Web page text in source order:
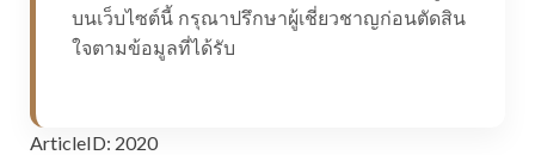
บนเว็บไซต์นี้ กรุณาปรึกษาผู้เชี่ยวชาญก่อนตัดสิน
ใจตามข้อมูลที่ได้รับ
ArticleID: 2020